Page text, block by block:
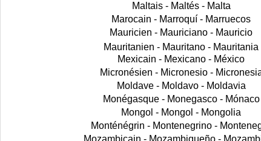
Maltais - Maltés - Malta
Marocain - Marroquí - Marruecos
Mauricien - Mauriciano - Mauricio
Mauritanien - Mauritano - Mauritania
Mexicain - Mexicano - México
Micronésien - Micronesio -
Moldave - Moldavo - Moldavia
Monégasque - Monegasco - Mónaco
Mongol - Mongol - Mongolia
Monténégrin - Montenegrino -
Mozambicain - Mozambiqueño -